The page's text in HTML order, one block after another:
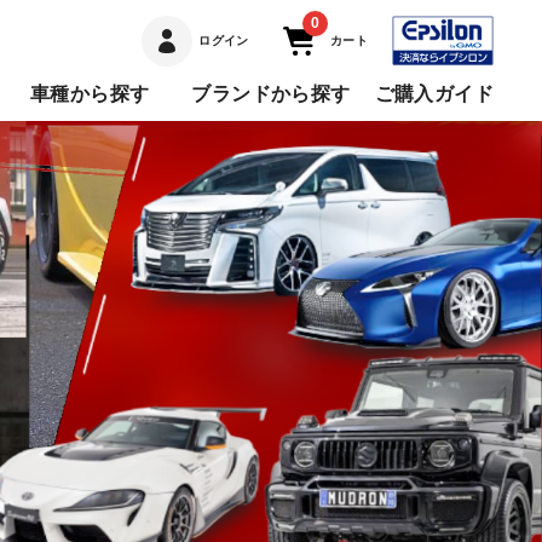
ログイン
0
カート
車種から探す ブランドから探す ご購入ガイド